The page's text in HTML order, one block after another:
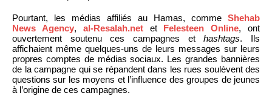
Pourtant, les médias affiliés au Hamas, comme Shehab
News Agency, al-Resalah.netet Felesteen Online, ont
ouvertement soutenu ces campagnes ethashtags. Ils
affichaient même quelques-uns de leurs messages sur leurs
propres comptes de médias sociaux. Les grandes bannières
de la campagne qui se répandent dans les rues soulèvent des
questions sur les moyens et l’influence des groupes de jeunes
à l’origine de ces campagnes.